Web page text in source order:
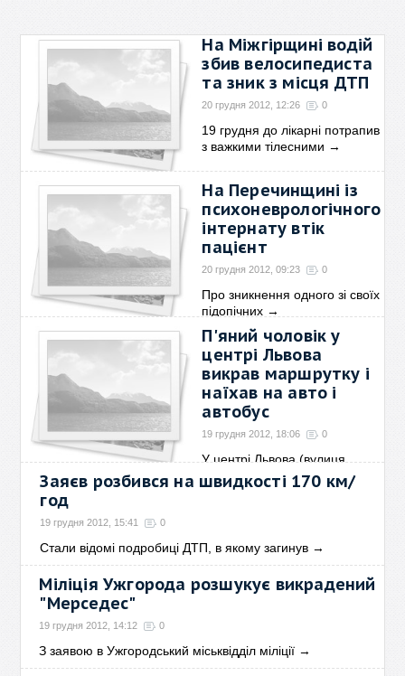
На Міжгірщині водій
збив велосипедиста
та зник з місця ДТП
20 грудня 2012, 12:26 0
19 грудня до лікарні потрапив
з важкими тілесними →
На Перечинщині із
психоневрологічного
інтернату втік
пацієнт
20 грудня 2012, 09:23 0
Про зникнення одного зі своїх
підопічних →
П'яний чоловік у
центрі Львова
викрав маршрутку і
наїхав на авто і
автобус
19 грудня 2012, 18:06 0
У центрі Львова (вулиця
Підвальна) невідомий→
Заяєв розбився на швидкості 170 км/
год
19 грудня 2012, 15:41 0
Стали відомі подробиці ДТП, в якому загинув →
Міліція Ужгорода розшукує викрадений
"Мерседес"
19 грудня 2012, 14:12 0
З заявою в Ужгородський міськвідділ міліції →